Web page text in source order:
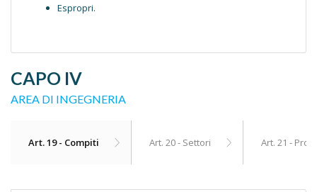
Espropri.
CAPO IV
AREA DI INGEGNERIA
Art. 19 - Compiti Art. 20 - Settori Art. 21 -